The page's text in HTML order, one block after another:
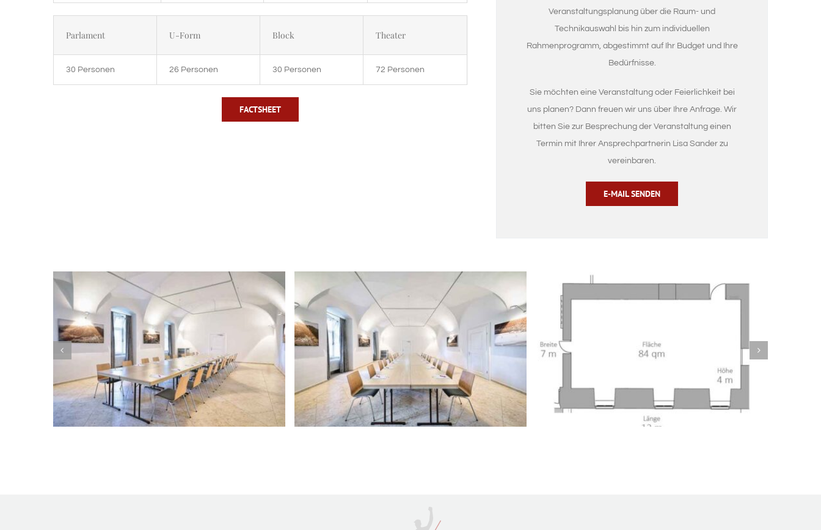
Parlament U-Form Block Theater
30 Personen 26 Personen 30 Personen 72 Personen
FACTSHEET
Veranstaltungsplanung über die Raum- und
Technikauswahl bis hin zum individuellen
Rahmenprogramm, abgestimmt auf Ihr Budget und Ihre
Bedürfnisse.
Sie möchten eine Veranstaltung oder Feierlichkeit bei
uns planen? Dann freuen wir uns über Ihre Anfrage. Wir
bitten Sie zur Besprechung der Veranstaltung einen
Termin mit Ihrer Ansprechpartnerin Lisa Sander zu
vereinbaren.
E-MAIL SENDEN